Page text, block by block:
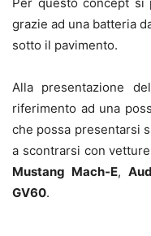
grazie ad una batteria
sotto il pavimento.
Alla presentazione
riferimento ad una
che possa presentarsi
a scontrarsi con
Mustang Mach-E,
GV60.